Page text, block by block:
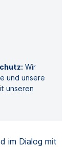
Wir
und unsere
unseren
im Dialog mit